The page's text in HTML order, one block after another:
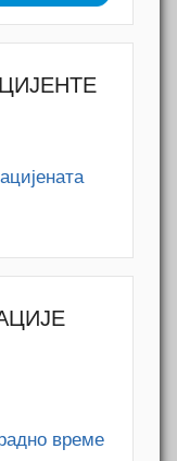
време